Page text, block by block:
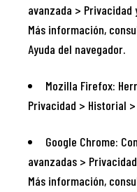
avanzada >
Más información,
Ayuda del navegador.
Mozilla Firefox:
Privacidad > Historial
Google Chrome:
avanzadas >
Más información,